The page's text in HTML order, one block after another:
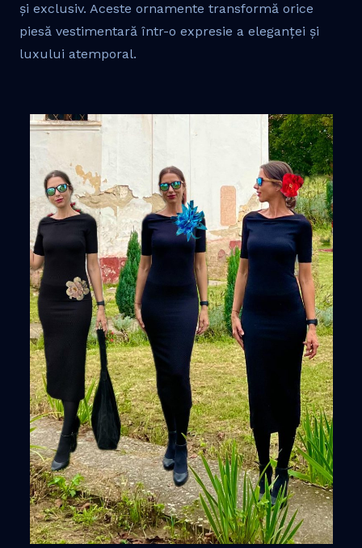
și exclusiv. Aceste ornamente transformă orice
piesă vestimentară într-o expresie a eleganței și
luxului atemporal.